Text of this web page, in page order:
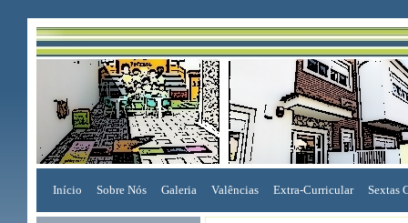
Início Sobre Nós Galeria Valências Extra-Curricular Sextas